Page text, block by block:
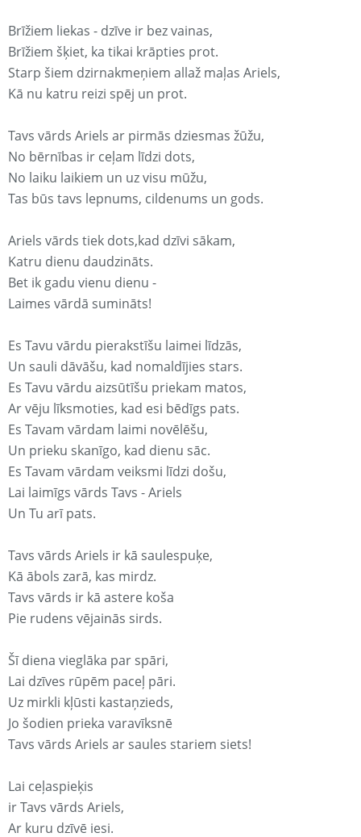
Brīžiem liekas - dzīve ir bez vainas,
Brīžiem šķiet, ka tikai krāpties prot.
Starp šiem dzirnakmeņiem allaž maļas Ariels,
Kā nu katru reizi spēj un prot.
Tavs vārds Ariels ar pirmās dziesmas žūžu,
No bērnības ir ceļam līdzi dots,
No laiku laikiem un uz visu mūžu,
Tas būs tavs lepnums, cildenums un gods.
Ariels vārds tiek dots,kad dzīvi sākam,
Katru dienu daudzināts.
Bet ik gadu vienu dienu -
Laimes vārdā sumināts!
Es Tavu vārdu pierakstīšu laimei līdzās,
Un sauli dāvāšu, kad nomaldījies stars.
Es Tavu vārdu aizsūtīšu priekam matos,
Ar vēju līksmoties, kad esi bēdīgs pats.
Es Tavam vārdam laimi novēlēšu,
Un prieku skanīgo, kad dienu sāc.
Es Tavam vārdam veiksmi līdzi došu,
Lai laimīgs vārds Tavs - Ariels
Un Tu arī pats.
Tavs vārds Ariels ir kā saulespuķe,
Kā ābols zarā, kas mirdz.
Tavs vārds ir kā astere koša
Pie rudens vējainās sirds.
Šī diena vieglāka par spāri,
Lai dzīves rūpēm paceļ pāri.
Uz mirkli kļūsti kastaņzieds,
Jo šodien prieka varavīksnē
Tavs vārds Ariels ar saules stariem siets!
Lai ceļaspieķis
ir Tavs vārds Ariels,
Ar kuru dzīvē iesi.